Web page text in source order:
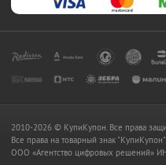
2010-2026 © КупиКупон. Все права
Все права на товарный знак
OOO «Агентство цифровых решений»